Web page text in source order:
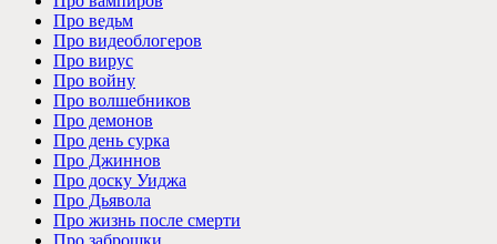
Про ведьм
Про видеоблогеров
Про вирус
Про войну
Про волшебников
Про демонов
Про день сурка
Про Джиннов
Про доску Уиджа
Про Дьявола
Про жизнь после смерти
Про заброшки